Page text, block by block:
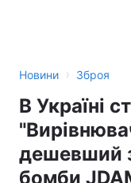
Новини › Зброя
В Україні
дешевший
бомби